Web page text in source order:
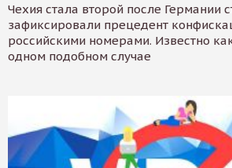
Чехия стала второй после Германии
зафиксировали прецедент
российскими номерами. Известно
одном подобном случае